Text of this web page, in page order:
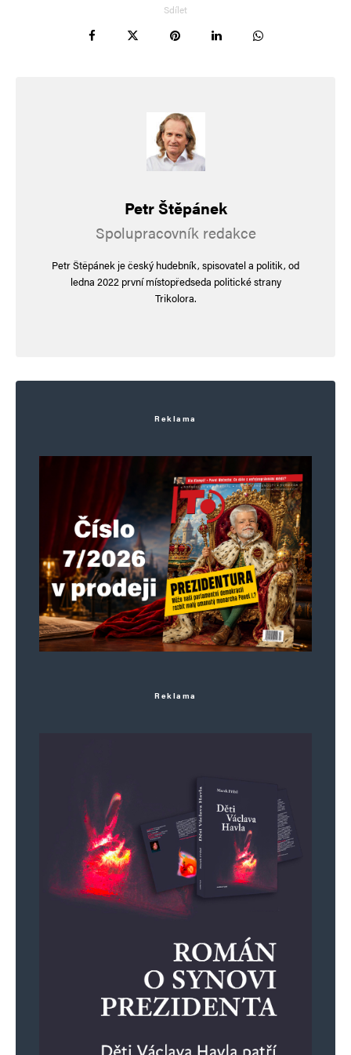
E-mail
Uložit do prohlížeče jméno, e-mail a webovou stránku pro budoucí
Informujte mě o nových komentářích e-mailem.
Informujte mě o nových příspěvcích e-mailem.
Alternative:
Sdílet
Petr Štěpánek
Spolupracovník redakce
Petr Štěpánek je český hudebník, spisovatel a politik, od
ledna 2022 první místopředseda politické strany
Trikolora.
Reklama
Reklama